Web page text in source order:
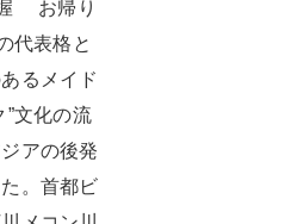
お帰り
代表格と
るメイド
”文化の流
アの後発
。首都ビ